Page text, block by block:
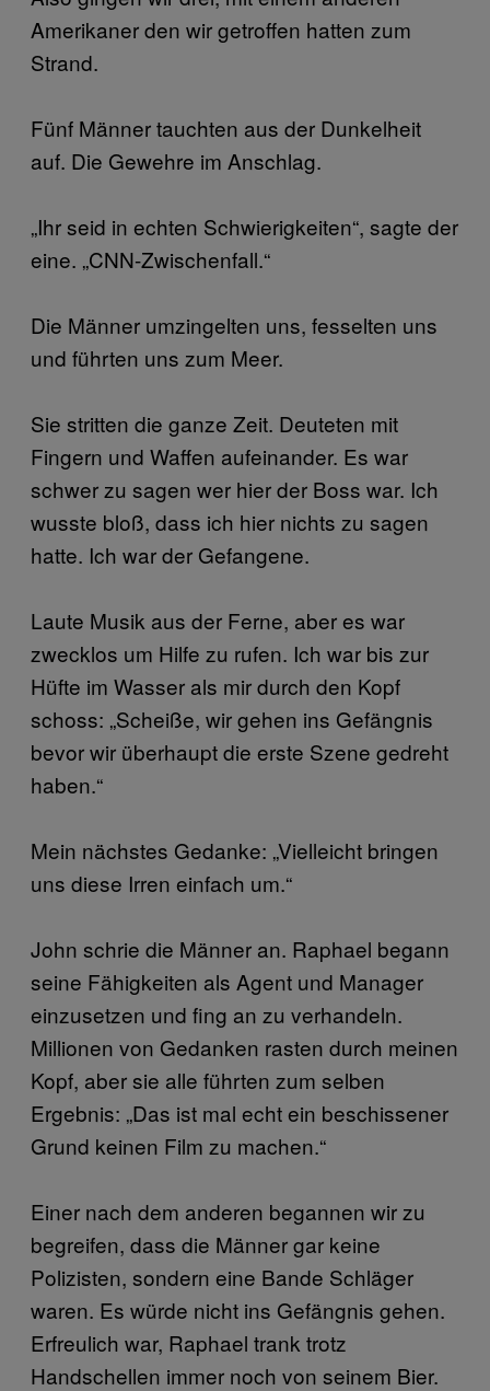
Amerikaner den wir getroffen hatten zum
Strand.
Fünf Männer tauchten aus der Dunkelheit
auf. Die Gewehre im Anschlag.
„Ihr seid in echten Schwierigkeiten“, sagte der
eine. „CNN-Zwischenfall.“
Die Männer umzingelten uns, fesselten uns
und führten uns zum Meer.
Sie stritten die ganze Zeit. Deuteten mit
Fingern und Waffen aufeinander. Es war
schwer zu sagen wer hier der Boss war. Ich
wusste bloß, dass ich hier nichts zu sagen
hatte. Ich war der Gefangene.
Laute Musik aus der Ferne, aber es war
zwecklos um Hilfe zu rufen. Ich war bis zur
Hüfte im Wasser als mir durch den Kopf
schoss: „Scheiße, wir gehen ins Gefängnis
bevor wir überhaupt die erste Szene gedreht
haben.“
Mein nächstes Gedanke: „Vielleicht bringen
uns diese Irren einfach um.“
John schrie die Männer an. Raphael begann
seine Fähigkeiten als Agent und Manager
einzusetzen und fing an zu verhandeln.
Millionen von Gedanken rasten durch meinen
Kopf, aber sie alle führten zum selben
Ergebnis: „Das ist mal echt ein beschissener
Grund keinen Film zu machen.“
Einer nach dem anderen begannen wir zu
begreifen, dass die Männer gar keine
Polizisten, sondern eine Bande Schläger
waren. Es würde nicht ins Gefängnis gehen.
Erfreulich war, Raphael trank trotz
Handschellen immer noch von seinem Bier.